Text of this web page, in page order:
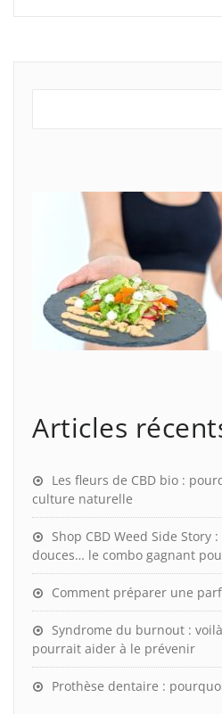
Articles
Les fleurs de CBD bio :
culture naturelle
Shop CBD Weed Side
douces… le combo gagnant
Comment préparer une
Syndrome du burnout :
pourrait aider à le prévenir
Prothèse dentaire :